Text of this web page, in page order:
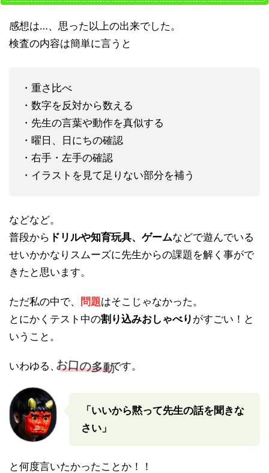
感想は…、思った以上の出来でした。
検査の内容は簡単に言うと
・重さ比べ
・数字を反対から数える
・先生の言葉や動作を真似する
・曜日、日にちの確認
・右手・左手の確認
・イラストを見て足りない部分を補う
などなど。
普段から ドリルや知育玩具、ゲームなどで遊んでいる
せいかかなりスムーズに先生からの課題を解く事がで
きたと思います。
ただ私の中で、 問題はそこじゃなかった。
とにかくテスト中の割り込みおしゃべり がすごい！と
いうこと。
いわゆる、お口の多動です。
「いいから黙って先生の話を聞きな
さい」
と何度言いたかったことか！！